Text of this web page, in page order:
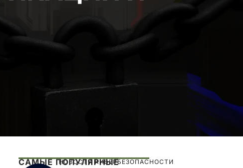
САМЫЕ ПОПУЛЯРНЫЕ
НОВОСТИ КИБЕРБЕЗОПАСНОСТИ